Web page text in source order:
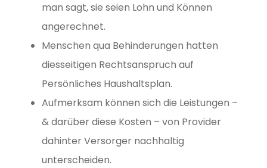
man sagt, sie seien Lohn und Können
angerechnet.
Menschen qua Behinderungen hatten
diesseitigen Rechtsanspruch auf
Persönliches Haushaltsplan.
Aufmerksam können sich die Leistungen –
& darüber diese Kosten – von Provider
dahinter Versorger nachhaltig
unterscheiden.